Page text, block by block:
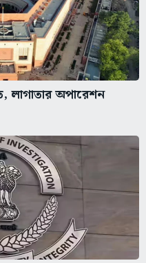
লাগাতার অপারেশন